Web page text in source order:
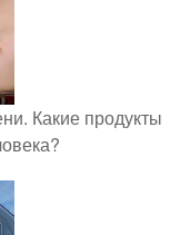
Какие продукты